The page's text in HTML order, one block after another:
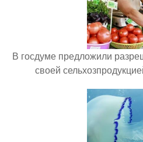
В госдуме предложили
своей